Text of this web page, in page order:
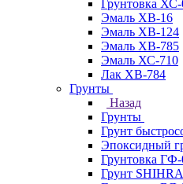
Грунтовка ХС-
Эмаль ХВ-16
Эмаль ХВ-124
Эмаль ХВ-785
Эмаль ХС-710
Лак ХВ-784
Грунты
Назад
Грунты
Грунт
Эпоксидный
Грунтовка ГФ-
Грунт